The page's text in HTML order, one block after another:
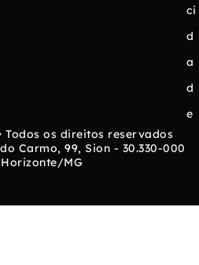
ci
d
a
d
e
Todos os direitos reservados
Carmo, 99, Sion - 30.330-000
MG